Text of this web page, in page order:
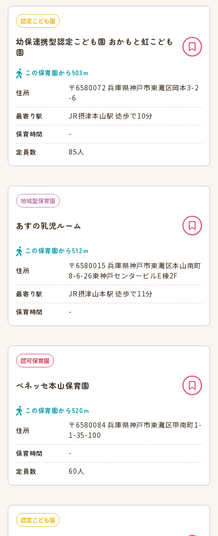
認定こども園
幼保連携型認定こども園 おかもと虹こども
園
この保育園から503ｍ
住所
〒6580072 兵庫県神戸市東灘区岡本3-2
-6
最寄り駅 JR摂津本山駅 徒歩で10分
保育時間 -
定員数 85人
地域型保育園
あすの乳児ルーム
この保育園から512ｍ
住所
〒6580015 兵庫県神戸市東灘区本山南町
8-6-26東神戸センタービルE棟2F
最寄り駅 JR摂津山本駅 徒歩で11分
保育時間 -
認可保育園
ベネッセ本山保育園
この保育園から520ｍ
住所
〒6580084 兵庫県神戸市東灘区甲南町1-
1-35-100
保育時間 -
定員数 60人
認定こども園